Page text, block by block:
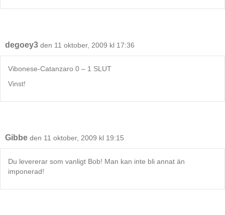
degoey3 den 11 oktober, 2009 kl 17:36
Vibonese-Catanzaro 0 – 1 SLUT
Vinst!
Gibbe den 11 oktober, 2009 kl 19:15
Du levererar som vanligt Bob! Man kan inte bli annat än
imponerad!